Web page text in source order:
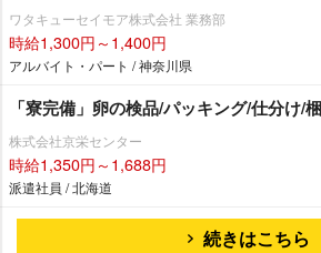
ワタキューセイモア株式会社 業務部
時給1,300円～1,400円
アルバイト・パート / 神奈川県
「寮完備」卵の検品/パッキング/仕分け/
株式会社京栄センター
時給1,350円～1,688円
派遣社員 / 北海道
続きはこちら